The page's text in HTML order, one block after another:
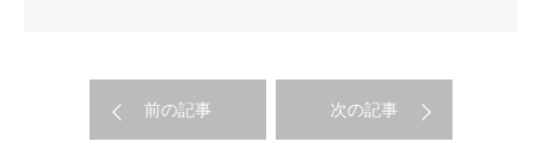
前の記事 次の記事